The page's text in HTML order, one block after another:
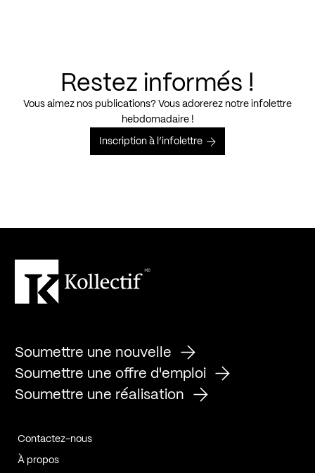
Restez informés !
Vous aimez nos publications? Vous adorerez notre infolettre
hebdomadaire !
Inscription à l’infolettre
Soumettre une nouvelle
Soumettre une offre d'emploi
Soumettre une réalisation
Contactez-nous
À propos